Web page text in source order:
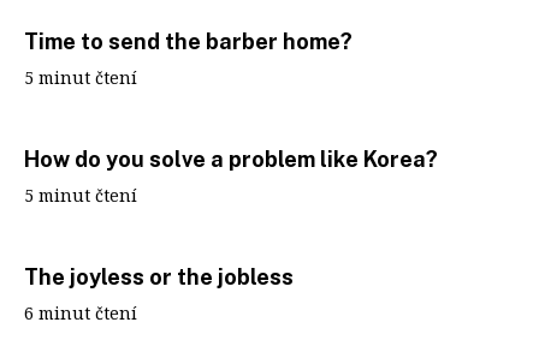
Time to send the barber home?
5 minut čtení
How do you solve a problem like Korea?
5 minut čtení
The joyless or the jobless
6 minut čtení